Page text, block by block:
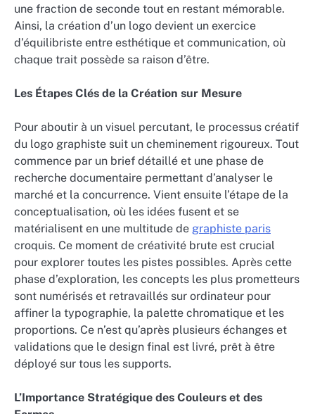
une fraction de seconde tout en restant mémorable.
Ainsi, la création d’un logo devient un exercice
d’équilibriste entre esthétique et communication, où
chaque trait possède sa raison d’être.
Les Étapes Clés de la Création sur Mesure
Pour aboutir à un visuel percutant, le processus créatif
du logo graphiste suit un cheminement rigoureux. Tout
commence par un brief détaillé et une phase de
recherche documentaire permettant d’analyser le
marché et la concurrence. Vient ensuite l’étape de la
conceptualisation, où les idées fusent et se
matérialisent en une multitude de graphiste paris
croquis. Ce moment de créativité brute est crucial
pour explorer toutes les pistes possibles. Après cette
phase d’exploration, les concepts les plus prometteurs
sont numérisés et retravaillés sur ordinateur pour
affiner la typographie, la palette chromatique et les
proportions. Ce n’est qu’après plusieurs échanges et
validations que le design final est livré, prêt à être
déployé sur tous les supports.
L’Importance Stratégique des Couleurs et des